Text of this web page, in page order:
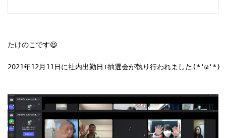
たけのこです😆
2021年12月11日に社内出勤日+抽選会が執り行われました(*'ω'*)